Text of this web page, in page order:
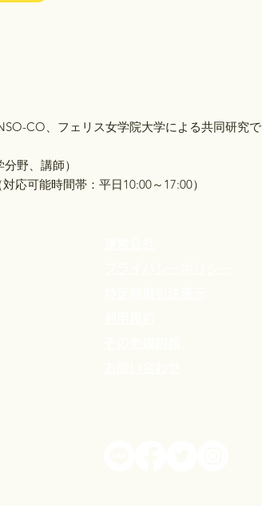
CO、フェリス女学院大学による共同研究で
野、講師）
応可能時間帯：平日10:00～17:00）